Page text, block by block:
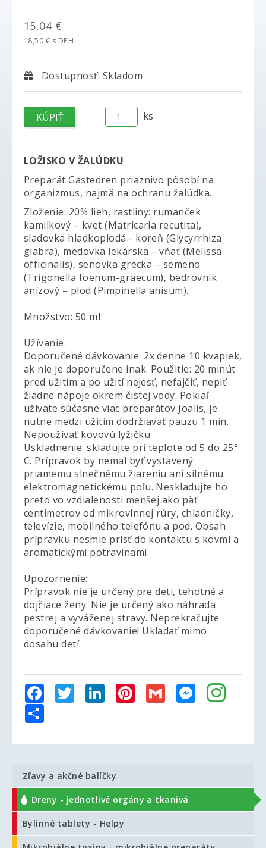
15,04 €
18,50 € s DPH
Dostupnosť: Skladom
ks
LOŽISKO V ŽALÚDKU
Preparát Gastedren priaznivo pôsobí na
organizmus, najmä na ochranu žalúdka.
Zloženie: 20% lieh, rastliny: rumanček
kamilkový – kvet (Matricaria recutita),
sladovka hladkoplodá - koreň (Glycyrrhiza
glabra), medovka lekárska – vňať (Melissa
officinalis), senovka grécka – semeno
(Trigonella foenum-graecum), bedrovník
anízový – plod (Pimpinella anisum).
Množstvo: 50 ml
Užívanie:
Doporučené dávkovanie: 2x denne 10 kvapiek,
ak nie je doporučene inak. Použitie: 20 minút
pred užitím a po užití nejesť, nefajčiť, nepiť
žiadne nápoje okrem čistej vody. Pokiaľ
užívate súčasne viac preparátov Joalis, je
nutne medzi užitím dodržiavať pauzu 1 min.
Nepoužívať kovovú lyžičku
Uskladnenie: skladujte pri teplote od 5 do 25°
C. Prípravok by nemal byť vystavený
priamemu slnečnému žiareniu ani silnému
elektromagnetickému poľu. Neskladujte ho
preto vo vzdialenosti menšej ako päť
centimetrov od mikrovlnnej rúry, chladničky,
televízie, mobilného telefónu a pod. Obsah
prípravku nesmie prísť do kontaktu s kovmi a
aromatickými potravinami.
Upozornenie:
Prípravok nie je určený pre deti, tehotné a
dojčiace ženy. Nie je určený ako náhrada
pestrej a vyváženej stravy. Neprekračujte
doporučené dávkovanie! Ukladať mimo
dosahu detí.
FacebookTwitterLinkedInPinterest
Gmail Messenger
Zľavy a akčné balíčky
Dreny - jednotlivé orgány a tkanivá
Bylinné tablety - Helpy